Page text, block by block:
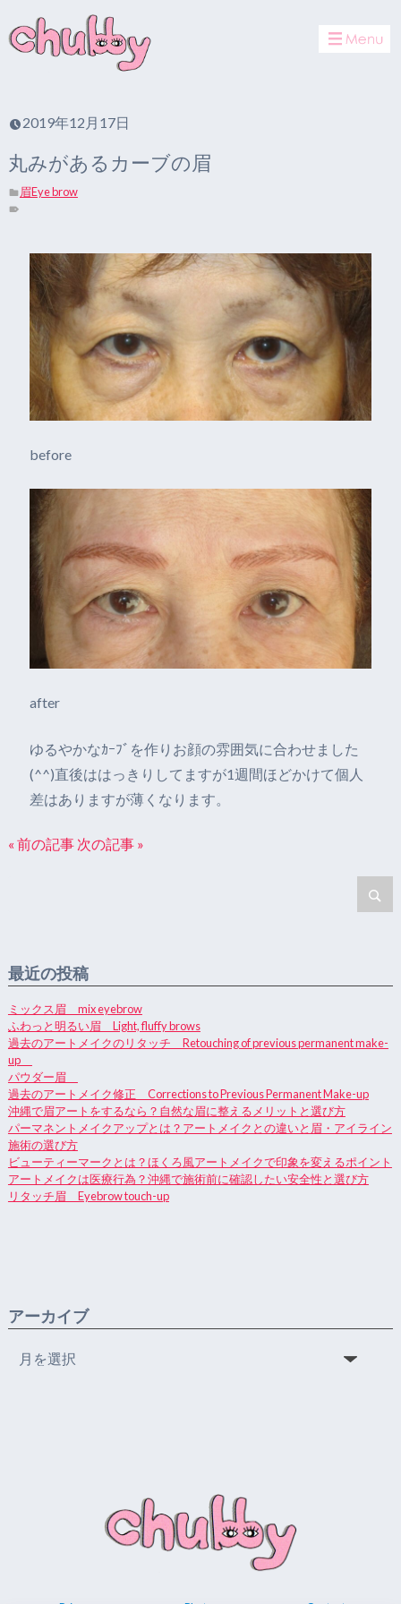
2019年12月17日
丸みがあるカーブの眉
眉Eye brow
before
after
ゆるやかなｶｰﾌﾞを作りお顔の雰囲気に合わせました
(^^)直後ははっきりしてますが1週間ほどかけて個人
差はありますが薄くなります。
« 前の記事 次の記事 »
最近の投稿
ミックス眉 mix eyebrow
ふわっと明るい眉 Light, fluffy brows
過去のアートメイクのリタッチ Retouching of previous permanent make-
up
パウダー眉
過去のアートメイク修正 Corrections to Previous Permanent Make-up
沖縄で眉アートをするなら？自然な眉に整えるメリットと選び方
パーマネントメイクアップとは？アートメイクとの違いと眉・アイライン
施術の選び方
ビューティーマークとは？ほくろ風アートメイクで印象を変えるポイント
アートメイクは医療行為？沖縄で施術前に確認したい安全性と選び方
リタッチ眉 Eyebrow touch-up
アーカイブ